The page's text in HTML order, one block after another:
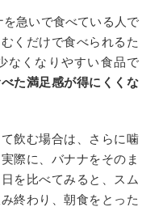
急いで食べている人で
くだけで食べられるた
なくなりやすい食品で
た満足感が得にくくな
飲む場合は、さらに噛
際に、バナナをそのま
を比べてみると、スム
終わり、朝食をとった